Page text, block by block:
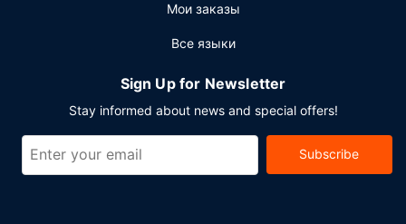
Мои заказы
Все языки
Sign Up for Newsletter
Stay informed about news and special offers!
Subscribe